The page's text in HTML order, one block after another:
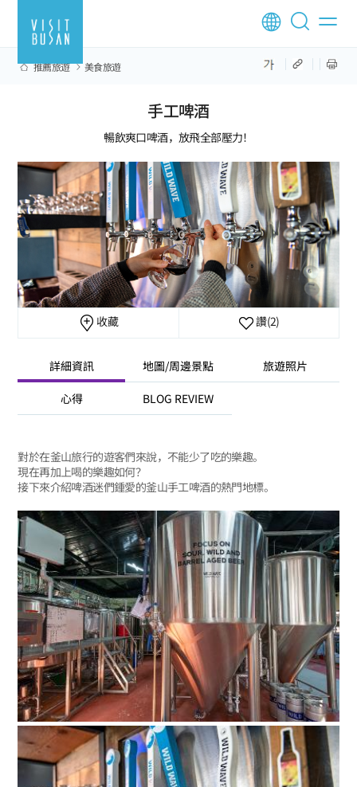
推薦旅遊 美食旅遊
手工啤酒
暢飲爽口啤酒，放飛全部壓力！
收藏 讚(2)
詳細資訊 地圖/周邊景點 旅遊照片
心得 BLOG REVIEW
對於在釜山旅行的遊客們來說，不能少了吃的樂趣。
現在再加上喝的樂趣如何？
接下來介紹啤酒迷們鍾愛的釜山手工啤酒的熱門地標。